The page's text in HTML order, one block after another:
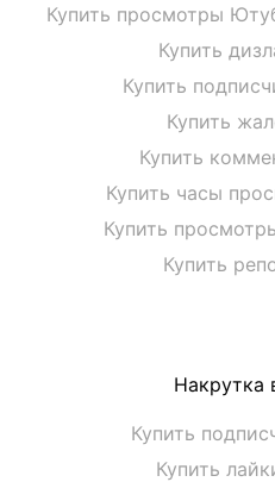
Купить просмотры
Купить
Купить
Купить
Купить
Купить часы
Купить
Купить
Накрутка
Купить
Купить